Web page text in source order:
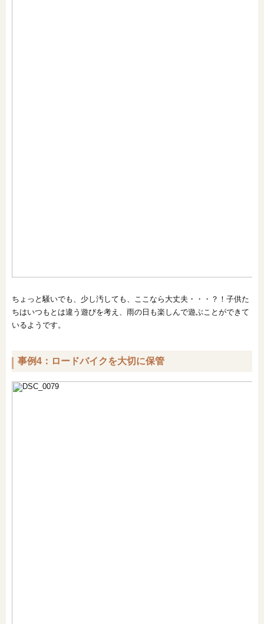
ちょっと騒いでも、少し汚しても、ここなら大丈夫・・・？！子供た
ちはいつもとは違う遊びを考え、雨の日も楽しんで遊ぶことができて
いるようです。
事例4：ロードバイクを大切に保管